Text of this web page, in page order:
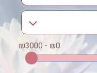
₪0 - ₪3000